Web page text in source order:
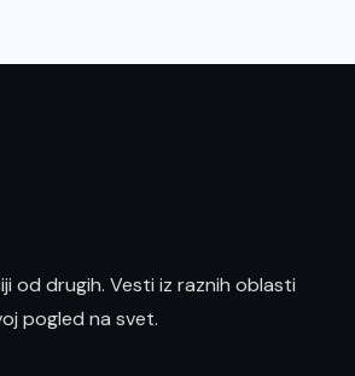
od drugih. Vesti iz raznih oblasti
pogled na svet.